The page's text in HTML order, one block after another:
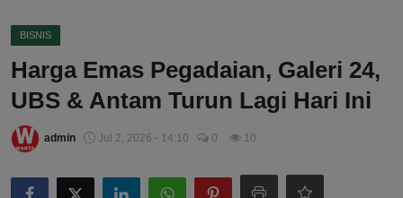
BISNIS
Harga Emas Pegadaian, Galeri 24,
UBS & Antam Turun Lagi Hari Ini
admin Jul 2, 2026 - 14:10 0 10